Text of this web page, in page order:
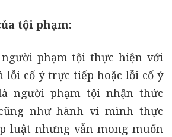
tội phạm:
phạm tội thực hiện với
lỗi cố ý trực tiếp hoặc lỗi cố ý
người phạm tội nhận thức
như hành vi mình thực
luật nhưng vẫn mong muốn